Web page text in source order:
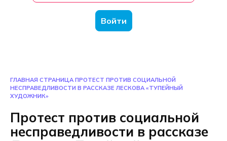
Войти
ГЛАВНАЯ СТРАНИЦА ПРОТЕСТ ПРОТИВ СОЦИАЛЬНОЙ
НЕСПРАВЕДЛИВОСТИ В РАССКАЗЕ ЛЕСКОВА «ТУПЕЙНЫЙ
ХУДОЖНИК»
Протест против социальной
несправедливости в рассказе